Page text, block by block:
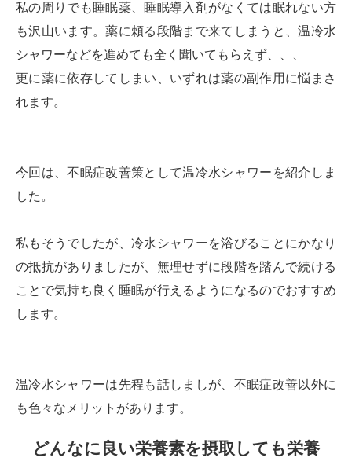
私の周りでも睡眠薬、睡眠導入剤がなくては眠れない方
も沢山います。薬に頼る段階まで来てしまうと、温冷水
シャワーなどを進めても全く聞いてもらえず、、、
更に薬に依存してしまい、いずれは薬の副作用に悩まさ
れます。
今回は、不眠症改善策として温冷水シャワーを紹介しま
した。
私もそうでしたが、冷水シャワーを浴びることにかなり
の抵抗がありましたが、無理せずに段階を踏んで続ける
ことで気持ち良く睡眠が行えるようになるのでおすすめ
します。
温冷水シャワーは先程も話しましが、不眠症改善以外に
も色々なメリットがあります。
どんなに良い栄養素を摂取しても栄養